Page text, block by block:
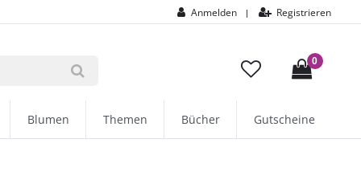
Anmelden | Registrieren
0
Blumen Themen Bücher Gutscheine